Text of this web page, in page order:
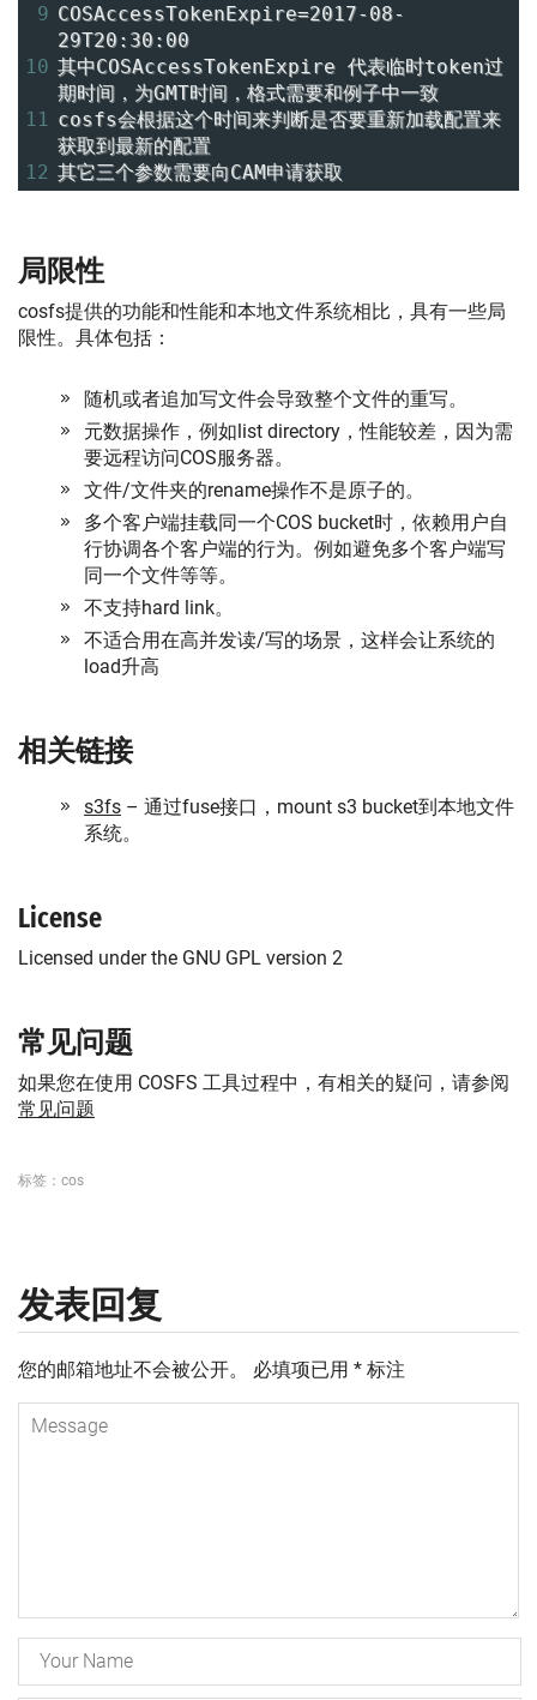
9 COSAccessTokenExpire=2017-08-
29T20:30:00
10 其中COSAccessTokenExpire 代表临时token过
期时间，为GMT时间，格式需要和例子中一致
11 cosfs会根据这个时间来判断是否要重新加载配置来
获取到最新的配置
12 其它三个参数需要向CAM申请获取
局限性
cosfs提供的功能和性能和本地文件系统相比，具有一些局
限性。具体包括：
随机或者追加写文件会导致整个文件的重写。
元数据操作，例如list directory，性能较差，因为需
要远程访问COS服务器。
文件/文件夹的rename操作不是原子的。
多个客户端挂载同一个COS bucket时，依赖用户自
行协调各个客户端的行为。例如避免多个客户端写
同一个文件等等。
不支持hard link。
不适合用在高并发读/写的场景，这样会让系统的
load升高
相关链接
s3fs – 通过fuse接口，mount s3 bucket到本地文件
系统。
License
Licensed under the GNU GPL version 2
常见问题
如果您在使用 COSFS 工具过程中，有相关的疑问，请参阅
常见问题
标签： cos
发表回复
您的邮箱地址不会被公开。 必填项已用 * 标注